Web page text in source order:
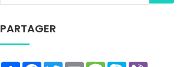
PARTAGER